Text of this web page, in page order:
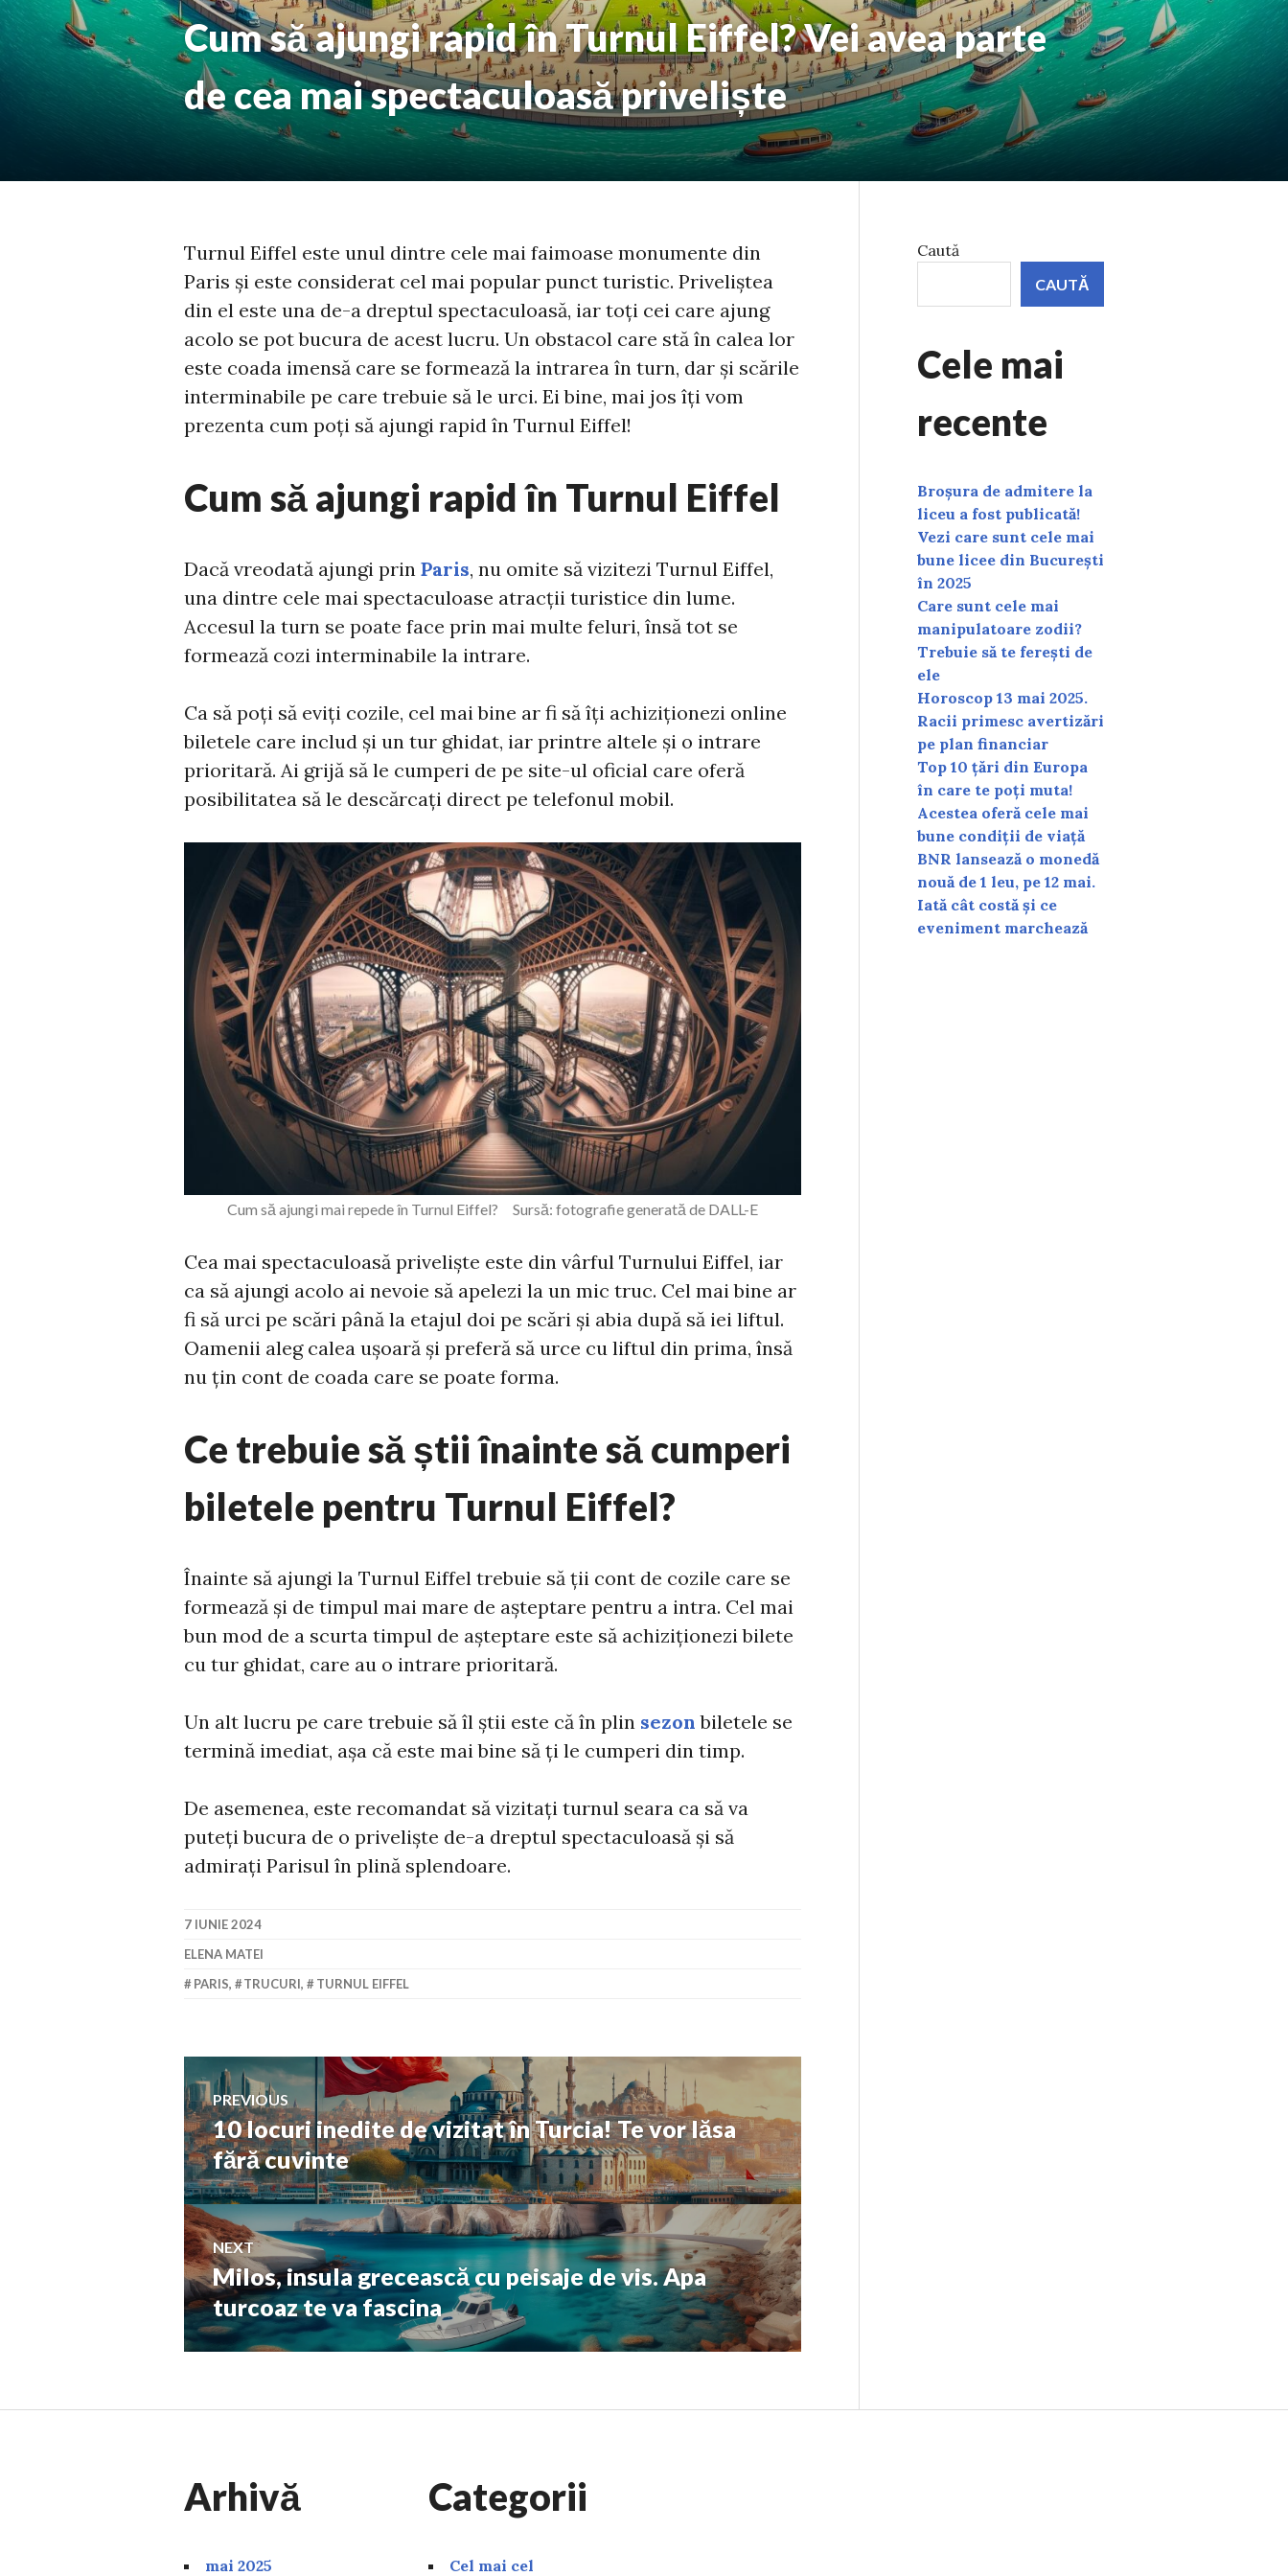
Cum să ajungi rapid în Turnul Eiffel? Vei avea parte
de cea mai spectaculoasă priveliște
Turnul Eiffel este unul dintre cele mai faimoase monumente din
Paris și este considerat cel mai popular punct turistic. Priveliștea
din el este una de-a dreptul spectaculoasă, iar toți cei care ajung
acolo se pot bucura de acest lucru. Un obstacol care stă în calea lor
este coada imensă care se formează la intrarea în turn, dar și scările
interminabile pe care trebuie să le urci. Ei bine, mai jos îți vom
prezenta cum poți să ajungi rapid în Turnul Eiffel!
Cum să ajungi rapid în Turnul Eiffel
Dacă vreodată ajungi prin Paris, nu omite să vizitezi Turnul Eiffel,
una dintre cele mai spectaculoase atracții turistice din lume.
Accesul la turn se poate face prin mai multe feluri, însă tot se
formează cozi interminabile la intrare.
Ca să poți să eviți cozile, cel mai bine ar fi să îți achiziționezi online
biletele care includ și un tur ghidat, iar printre altele și o intrare
prioritară. Ai grijă să le cumperi de pe site-ul oficial care oferă
posibilitatea să le descărcați direct pe telefonul mobil.
Cum să ajungi mai repede în Turnul Eiffel? Sursă: fotografie generată de DALL-E
Cea mai spectaculoasă priveliște este din vârful Turnului Eiffel, iar
ca să ajungi acolo ai nevoie să apelezi la un mic truc. Cel mai bine ar
fi să urci pe scări până la etajul doi pe scări și abia după să iei liftul.
Oamenii aleg calea ușoară și preferă să urce cu liftul din prima, însă
nu țin cont de coada care se poate forma.
Ce trebuie să știi înainte să cumperi
biletele pentru Turnul Eiffel?
Înainte să ajungi la Turnul Eiffel trebuie să ții cont de cozile care se
formează și de timpul mai mare de așteptare pentru a intra. Cel mai
bun mod de a scurta timpul de așteptare este să achiziționezi bilete
cu tur ghidat, care au o intrare prioritară.
Un alt lucru pe care trebuie să îl știi este că în plin sezon biletele se
termină imediat, așa că este mai bine să ți le cumperi din timp.
De asemenea, este recomandat să vizitați turnul seara ca să va
puteți bucura de o priveliște de-a dreptul spectaculoasă și să
admirați Parisul în plină splendoare.
7 IUNIE 2024
ELENA MATEI
PARIS, TRUCURI, TURNUL EIFFEL
Navigare
în
articole
PREVIOUS
Previous
post:
10 locuri inedite de vizitat în Turcia! Te vor lăsa
fără cuvinte
NEXT
Next
post:
Milos, insula grecească cu peisaje de vis. Apa
turcoaz te va fascina
Caută
CAUTĂ
Cele mai
recente
Broșura de admitere la
liceu a fost publicată!
Vezi care sunt cele mai
bune licee din București
în 2025
Care sunt cele mai
manipulatoare zodii?
Trebuie să te ferești de
ele
Horoscop 13 mai 2025.
Racii primesc avertizări
pe plan financiar
Top 10 țări din Europa
în care te poți muta!
Acestea oferă cele mai
bune condiții de viață
BNR lansează o monedă
nouă de 1 leu, pe 12 mai.
Iată cât costă și ce
eveniment marchează
Arhivă
mai 2025
Categorii
Cel mai cel